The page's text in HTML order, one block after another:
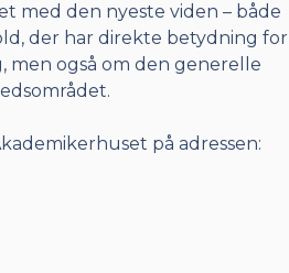
med den nyeste viden – både
der har direkte betydning for
men også om den generelle
på adressen: